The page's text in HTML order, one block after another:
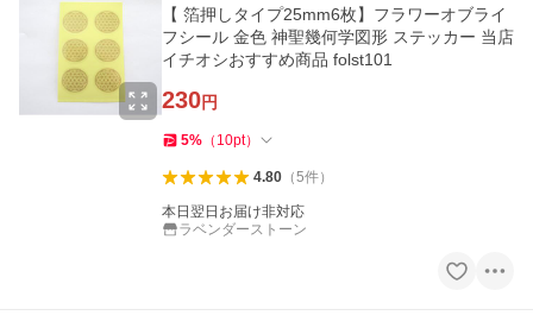
【 箔押しタイプ25mm6枚】フラワーオブライ
フシール 金色 神聖幾何学図形 ステッカー 当店
イチオシおすすめ商品 folst101
230円
5% （ 10pt）
4.80（5件）
本日翌日お届け非対応
ラベンダーストーン